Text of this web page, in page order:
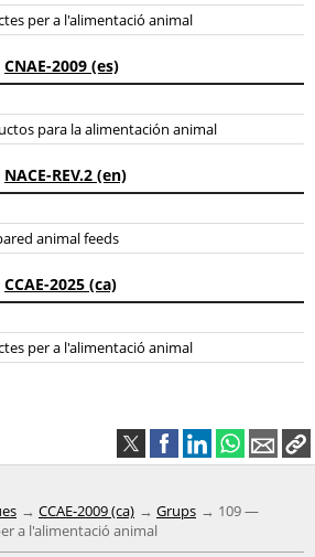
per a l'alimentació animal
CNAE-2009 (es)
para la alimentación animal
NACE-REV.2 (en)
animal feeds
CCAE-2025 (ca)
per a l'alimentació animal
CCAE-2009 (ca) Grups
109 —
a l'alimentació animal